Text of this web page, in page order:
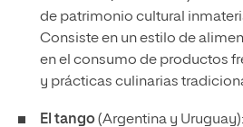
de patrimonio cultural
Consiste en un estilo de
en el consumo de productos
y prácticas culinarias
El tango(Argentina y